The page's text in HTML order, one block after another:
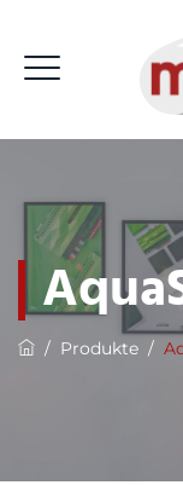
/ Produkte /